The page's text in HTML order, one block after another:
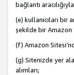
bağlantı
(e) kullanıcıları bir
şekilde bir Amazon
(f) Amazon
(g) Sitenizde yer
alımları;